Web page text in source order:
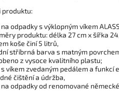
produktu:
odpadky s výklopným víkem
produktu: délka 27 cm x šířka
koše činí 5 litrů,
stříbrná barva s matným
z vysoce kvalitního plastu;
s víkem zvedaným pedálem a funkcí
čištění a údržba,
na odpadky od renomované